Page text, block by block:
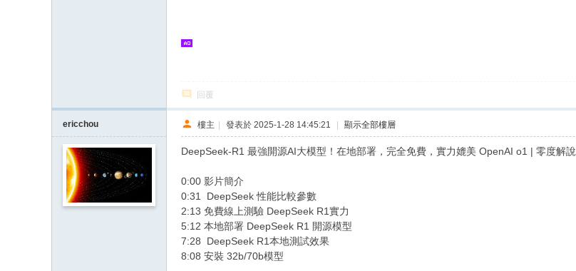
回覆
ericchou 樓主 | 發表於 2025-1-28 14:45:21 | 顯示全部樓層
DeepSeek-R1 最強開源AI大模型！在地部署，完全免費，實力媲美 OpenAI o1 | 零度解說
0:00 影片簡介
0:31 DeepSeek性能比較參數
2:13 免費線上測驗 DeepSeek R1實力
5:12 本地部署 DeepSeek R1 開源模型
7:28 DeepSeek R1本地測試效果
8:08 安裝 32b/70b模型